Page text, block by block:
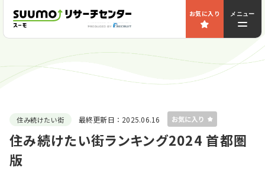
お気に入り メニュー
住み続けたい街 最終更新日： 2025.06.16
住み続けたい街ランキング2024 首都圏
版